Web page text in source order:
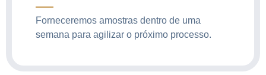
Forneceremos amostras dentro de uma
semana para agilizar o próximo processo.